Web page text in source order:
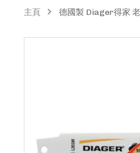
主頁 德國製 Diager得家